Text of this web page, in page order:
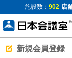
施設数： 902 店
新規会員登録